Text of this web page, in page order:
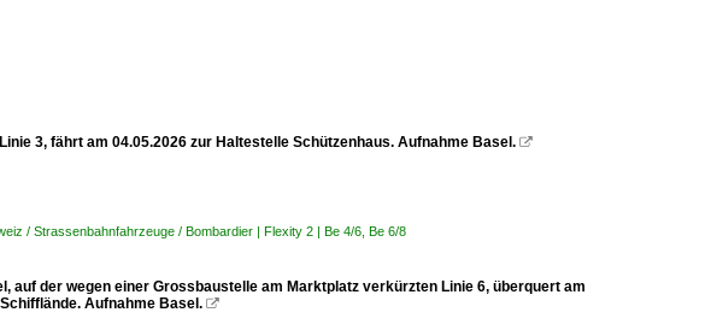
3, fährt am 04.05.2026 zur Haltestelle Schützenhaus. Aufnahme Basel. 
/ Strassenbahnfahrzeuge / Bombardier | Flexity 2 | Be 4/6, Be 6/8
auf der wegen einer Grossbaustelle am Marktplatz verkürzten Linie 6, überquert am
Aufnahme Basel. 